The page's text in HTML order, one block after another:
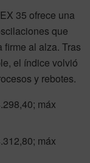
35 ofrece una
que
al alza. Tras
el índice volvió
y rebotes.
máx
máx